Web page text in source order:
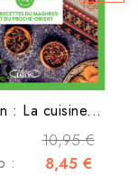
: La cuisine...
10,95 €
: 8,45 €